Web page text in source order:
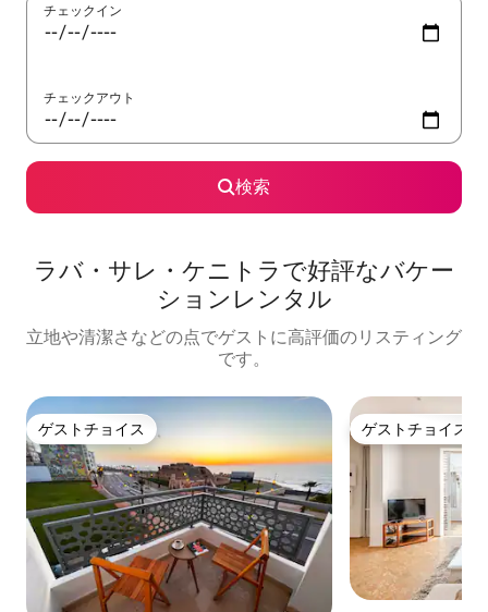
チェックイン
チェックアウト
検索
ラバ・サレ・ケニトラで好評なバケー
ションレンタル
立地や清潔さなどの点でゲストに高評価のリスティング
です。
ゲストチョイス
ゲストチョイス ゲストチョイス
ゲストチョイス